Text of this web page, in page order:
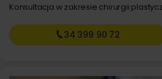
Konsultacja w zakresie chirurgii
34 399 90 72